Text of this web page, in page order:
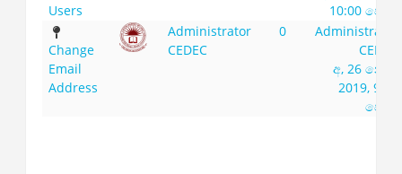
Users
10:00 පෙ.ව.
Change
Email
Address
Administrator
CEDEC
0
Administrator
CEDEC
අ, 26 නෙවැ
2019, 9:52
පෙ.ව.